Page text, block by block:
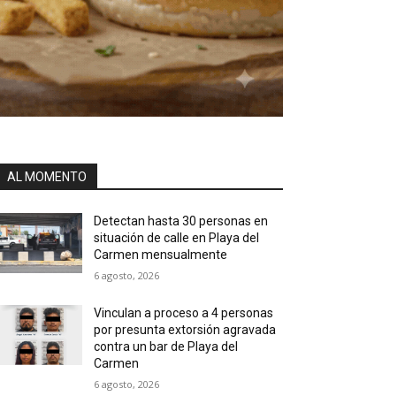
AL MOMENTO
Detectan hasta 30 personas en
situación de calle en Playa del
Carmen mensualmente
6 agosto, 2026
Vinculan a proceso a 4 personas
por presunta extorsión agravada
contra un bar de Playa del
Carmen
6 agosto, 2026